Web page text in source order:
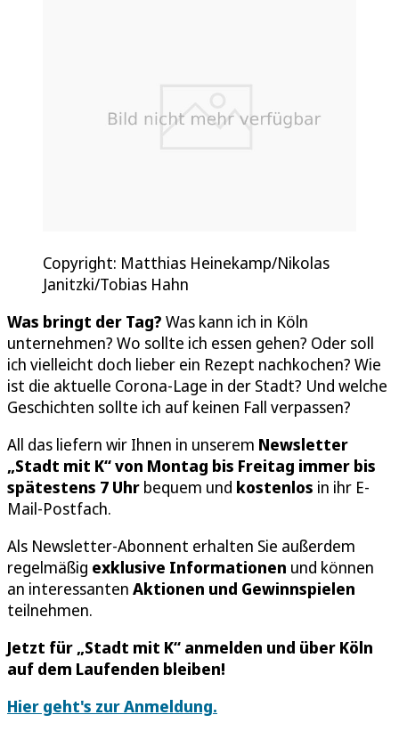
Copyright: Matthias Heinekamp/Nikolas
Janitzki/Tobias Hahn
Was bringt der Tag? Was kann ich in Köln
unternehmen? Wo sollte ich essen gehen? Oder soll
ich vielleicht doch lieber ein Rezept nachkochen? Wie
ist die aktuelle Corona-Lage in der Stadt? Und welche
Geschichten sollte ich auf keinen Fall verpassen?
All das liefern wir Ihnen in unserem Newsletter
„Stadt mit K“von Montag bis Freitag immer bis
spätestens 7 Uhr bequem und kostenlos in ihr E-
Mail-Postfach.
Als Newsletter-Abonnent erhalten Sie außerdem
regelmäßig exklusive Informationen und können
an interessanten Aktionen und Gewinnspielen
teilnehmen.
Jetzt für „Stadt mit K“ anmelden und über Köln
auf dem Laufenden bleiben!
Hier geht's zur Anmeldung.